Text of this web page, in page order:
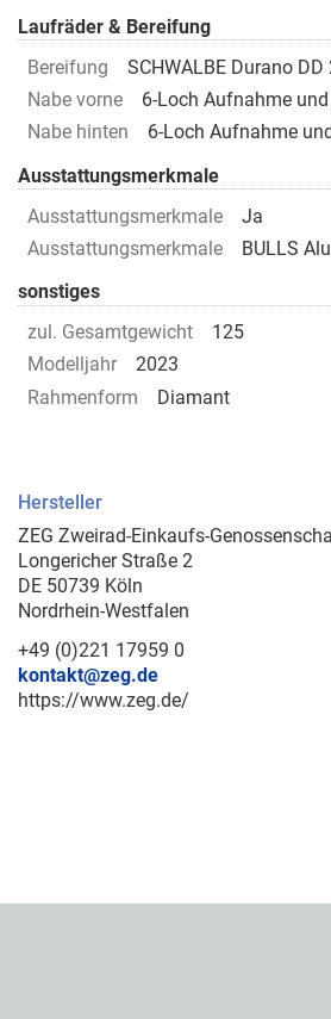
Laufräder & Bereifung
Bereifung
SCHWALBE Durano DD
Nabe vorne
6-Loch Aufnahme
Nabe hinten
6-Loch Aufnahme
Ausstattungsmerkmale
Ausstattungsmerkmale
Ja
Ausstattungsmerkmale
BULLS
sonstiges
zul. Gesamtgewicht
125
Modelljahr
2023
Rahmenform
Diamant
Hersteller
ZEG Zweirad-Einkaufs-
Longericher Straße 2
DE 50739 Köln
Nordrhein-Westfalen
+49 (0)221 17959 0
kontakt@zeg.de
https://www.zeg.de/